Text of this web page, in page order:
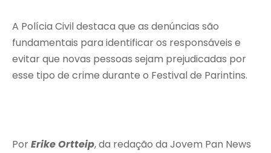
A Polícia Civil destaca que as denúncias são
fundamentais para identificar os responsáveis e
evitar que novas pessoas sejam prejudicadas por
esse tipo de crime durante o Festival de Parintins.
PorErike Ortteip, da redação da Jovem Pan News